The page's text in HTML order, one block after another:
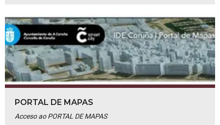
PORTAL DE MAPAS
Acceso ao PORTAL DE MAPAS